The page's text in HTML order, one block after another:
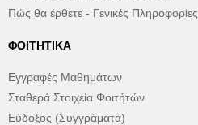
Πώς θα έρθετε - Γενικές Πληροφορίες
ΦΟΙΤΗΤΙΚΆ
Εγγραφές Μαθημάτων
Σταθερά Στοιχεία Φοιτήτών
Εύδοξος (Συγγράματα)